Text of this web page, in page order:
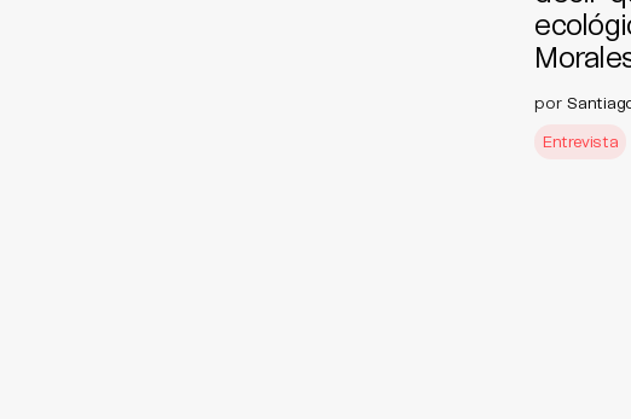
por
Entrevista